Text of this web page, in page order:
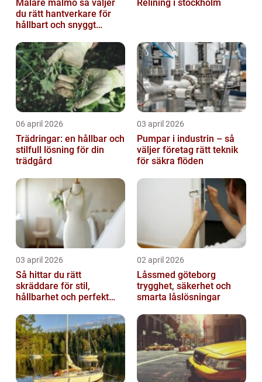
Målare malmö så väljer
du rätt hantverkare för
hållbart och snyggt
Relining i stockholm
06 april 2026
Trädringar: en hållbar och
stilfull lösning för din
trädgård
03 april 2026
Pumpar i industrin – så
väljer företag rätt teknik
för säkra flöden
03 april 2026
Så hittar du rätt
skräddare för stil,
hållbarhet och perfekt
02 april 2026
Låssmed göteborg
trygghet, säkerhet och
smarta låslösningar